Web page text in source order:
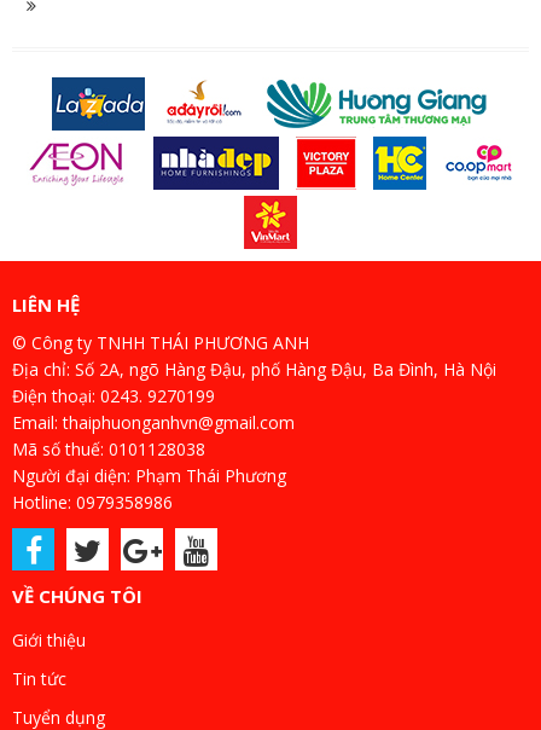
LIÊN HỆ
© Công ty TNHH THÁI PHƯƠNG ANH
Địa chỉ: Số 2A, ngõ Hàng Đậu, phố Hàng Đậu, Ba Đình, Hà Nội
Điện thoại: 0243. 9270199
Email: thaiphuonganhvn@gmail.com
Mã số thuế: 0101128038
Người đại diện: Phạm Thái Phương
Hotline: 0979358986
VỀ CHÚNG TÔI
Giới thiệu
Tin tức
Tuyển dụng